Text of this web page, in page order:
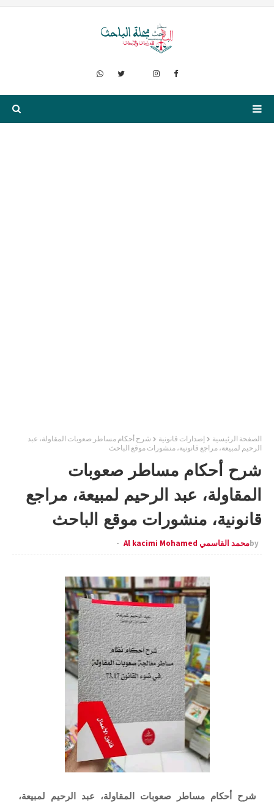
الصفحة الرئيسية إصدارات قانونية
شرح أحكام مساطر صعوبات المقاولة، عبد
الرحيم لمبيعة، مراجع قانونية، منشورات موقع الباحث
شرح أحكام مساطر صعوبات
المقاولة، عبد الرحيم لمبيعة، مراجع
قانونية، منشورات موقع الباحث
byمحمد القاسمي Al kacimi Mohamed
شرح أحكام مساطر صعوبات المقاولة، عبد الرحيم لمبيعة،